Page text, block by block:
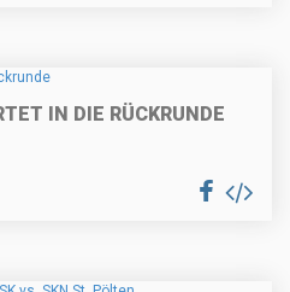
IN DIE RÜCKRUNDE